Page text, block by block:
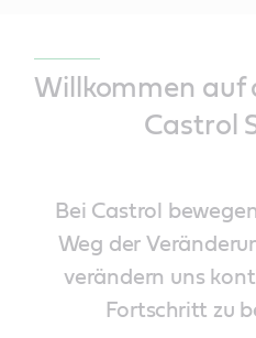
Willkommen auf
Castrol
Bei Castrol
Weg der
verändern uns
Fortschritt zu